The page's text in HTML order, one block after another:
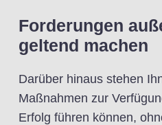
Forderungen
geltend machen
Darüber hinaus stehen
Maßnahmen zur
Erfolg führen können,